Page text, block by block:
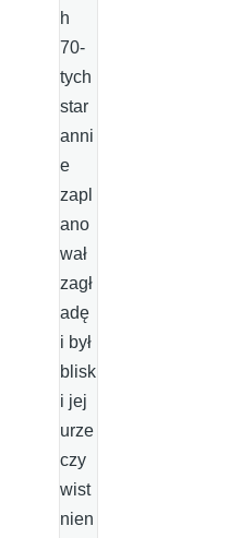
h
70-
tych
star
anni
e
zapl
ano
wał
zagł
adę
i był
blisk
i jej
urze
czy
wist
nien